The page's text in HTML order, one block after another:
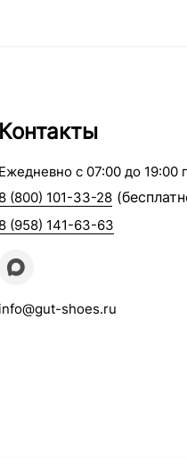
Контакты
Ежедневно с 07:00 до 19:00
8 (800) 101-33-28
8 (958) 141-63-63
info@gut-shoes.ru